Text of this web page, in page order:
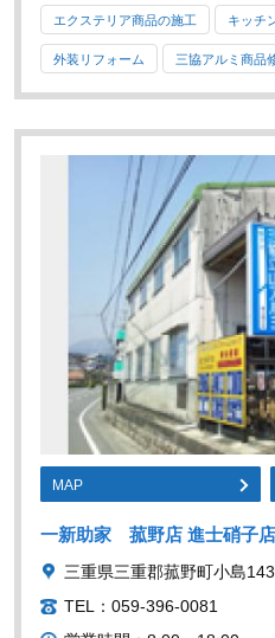
エクステリア商品の施工 キッチ
外装リフォーム 三協アルミ商品
MAP
一新助家 菰野店 進士硝子店
三重県三重郡菰野町小島
TEL：059-396-0081